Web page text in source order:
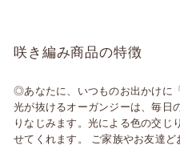
咲き編み商品の特徴
◎あなたに、いつものお出かけに
光が抜けるオーガンジーは、毎日
りなじみます。光による色の交じ
せてくれます。 ご家族やお友達ど